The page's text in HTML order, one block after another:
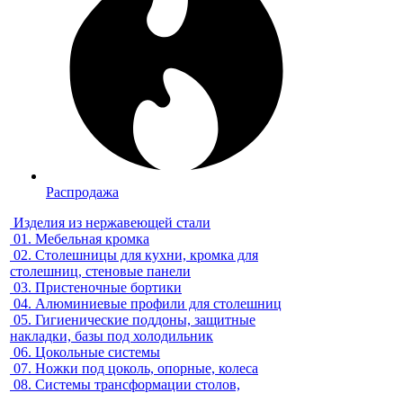
Распродажа
Изделия из нержавеющей стали
01. Мебельная кромка
02. Столешницы для кухни, кромка для
столешниц, стеновые панели
03. Пристеночные бортики
04. Алюминиевые профили для столешниц
05. Гигиенические поддоны, защитные
накладки, базы под холодильник
06. Цокольные системы
07. Ножки под цоколь, опорные, колеса
08. Системы трансформации столов,